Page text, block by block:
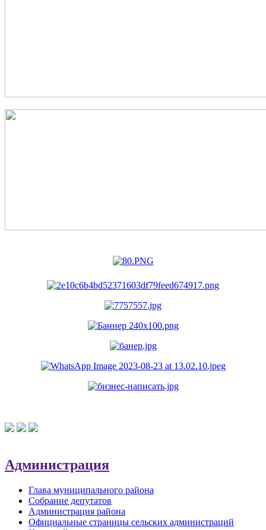
Администрация
Глава муниципального района
Собрание депутатов
Администрация района
Официальные страницы сельских администраций